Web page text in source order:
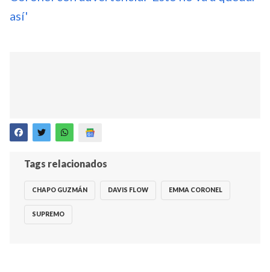
así'
Tags relacionados
CHAPO GUZMÁN DAVIS FLOW EMMA CORONEL
SUPREMO